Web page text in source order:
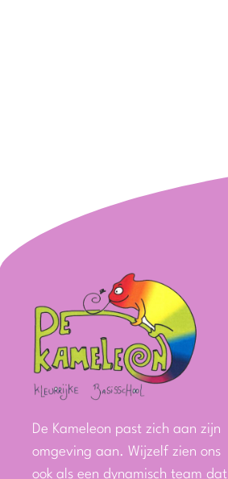
De Kameleon past zich aan zijn
omgeving aan. Wijzelf zien ons
ook als een dynamisch team dat